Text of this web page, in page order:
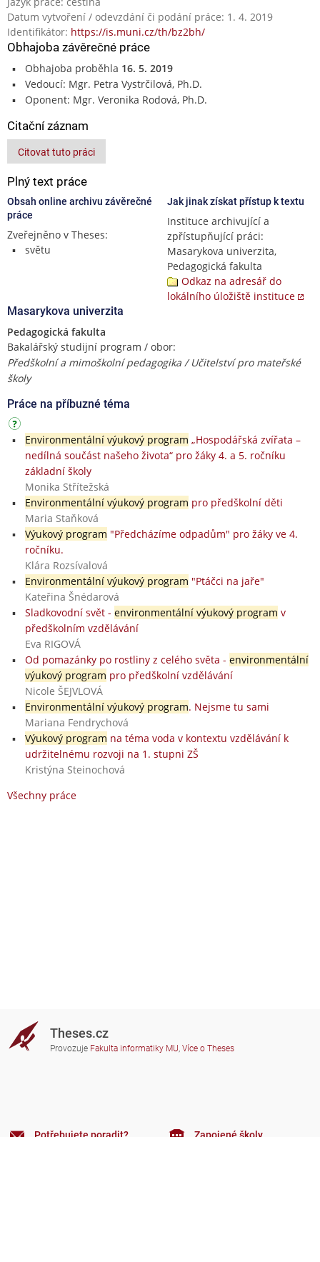
Datum vytvoření / odevzdání či podání práce: 1. 4. 2019
Identifikátor: https://is.muni.cz/th/bz2bh/
Obhajoba závěrečné práce
Obhajoba proběhla 16. 5. 2019
Vedoucí: Mgr. Petra Vystrčilová, Ph.D.
Oponent: Mgr. Veronika Rodová, Ph.D.
Citační záznam
Citovat tuto práci
Plný text práce
Obsah online archivu závěrečné
práce
Zveřejněno v Theses:
světu
Jak jinak získat přístup k textu
Instituce archivující a
zpřístupňující práci:
Masarykova univerzita,
Pedagogická fakulta
Odkaz na adresář do
lokálního úložiště instituce
Masarykova univerzita
Pedagogická fakulta
Bakalářský studijní program / obor:
Předškolní a mimoškolní pedagogika / Učitelství pro mateřské
školy
Práce na příbuzné téma
Environmentální výukový program „Hospodářská zvířata –
nedílná součást našeho života“ pro žáky 4. a 5. ročníku
základní školy
Monika Střítežská
Environmentální výukový program pro předškolní děti
Maria Staňková
Výukový program "Předcházíme odpadům" pro žáky ve 4.
ročníku.
Klára Rozsívalová
Environmentální výukový program "Ptáčci na jaře"
Kateřina Šnédarová
Sladkovodní svět - environmentální výukový program v
předškolním vzdělávání
Eva RIGOVÁ
Od pomazánky po rostliny z celého světa - environmentální
výukový program pro předškolní vzdělávání
Nicole ŠEJVLOVÁ
Environmentální výukový program. Nejsme tu sami
Mariana Fendrychová
Výukový program na téma voda v kontextu vzdělávání k
udržitelnému rozvoji na 1. stupni ZŠ
Kristýna Steinochová
Všechny práce
Theses.cz
Provozuje Fakulta informatiky MU, Více o Theses
Potřebujete poradit? Zapojené školy